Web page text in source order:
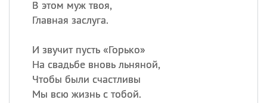
В этом муж твоя,
Главная заслуга.
И звучит пусть «Горько»
На свадьбе вновь льняной,
Чтобы были счастливы
Мы всю жизнь с тобой.